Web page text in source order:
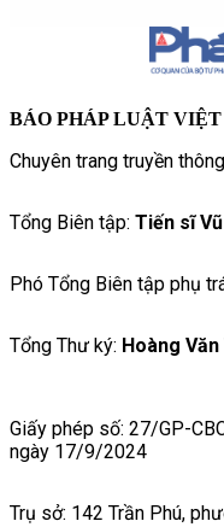
BÁO PHÁP LUẬT
Chuyên trang truyền
Tổng Biên tập: Tiến sĩ
Phó Tổng Biên tập phụ
Tổng Thư ký: Hoàng
Giấy phép số: 27/GP-
ngày 17/9/2024
Trụ sở: 142 Trần Phú,